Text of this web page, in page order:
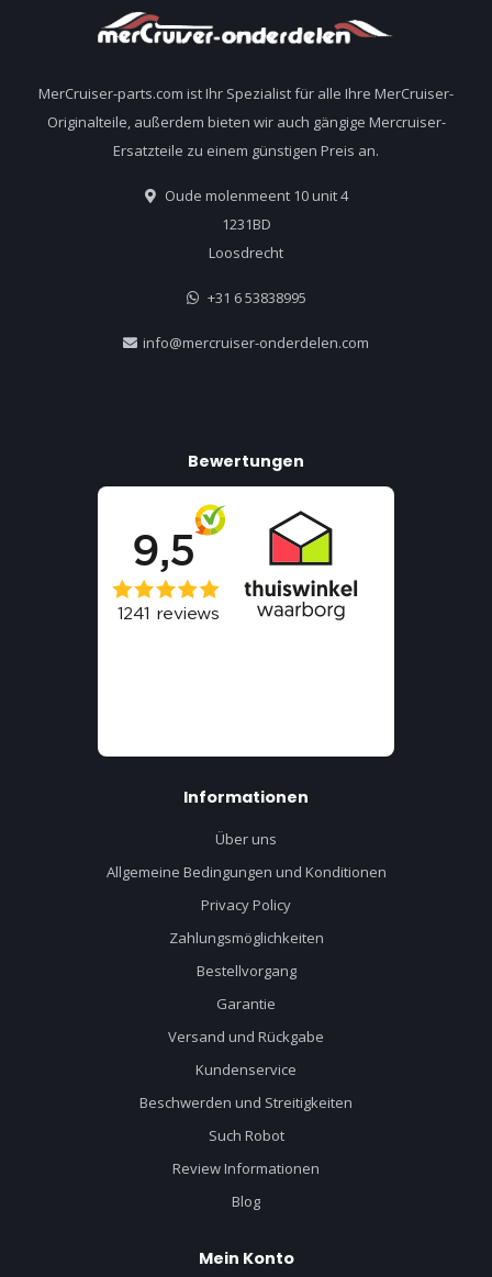
MerCruiser-parts.com ist Ihr Spezialist für alle Ihre MerCruiser-
Originalteile, außerdem bieten wir auch gängige Mercruiser-
Ersatzteile zu einem günstigen Preis an.
Oude molenmeent 10 unit 4
1231BD
Loosdrecht
+31 6 53838995
info@mercruiser-onderdelen.com
Bewertungen
Informationen
Über uns
Allgemeine Bedingungen und Konditionen
Privacy Policy
Zahlungsmöglichkeiten
Bestellvorgang
Garantie
Versand und Rückgabe
Kundenservice
Beschwerden und Streitigkeiten
Such Robot
Review Informationen
Blog
Mein Konto